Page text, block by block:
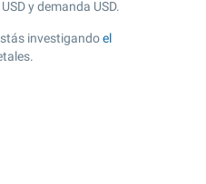
y demanda USD.
investigandoel